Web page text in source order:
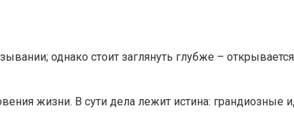
однако стоит заглянуть глубже –
жизни. В сути дела лежит истина: грандиозные